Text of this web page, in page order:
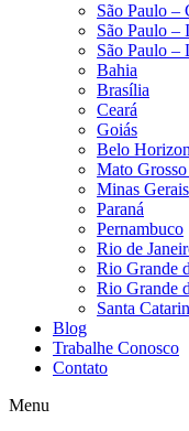
São Paulo –
São Paulo –
São Paulo –
Bahia
Brasília
Ceará
Goiás
Belo
Mato
Minas Gerais
Paraná
Pernambuco
Rio de
Rio Grande
Rio Grande
Santa
Blog
Trabalhe Conosco
Contato
Menu